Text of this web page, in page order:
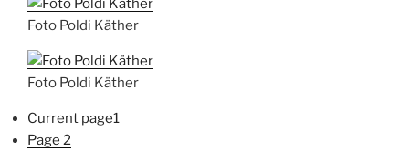
Foto Poldi Käther
Foto Poldi Käther
Current page1
Page 2